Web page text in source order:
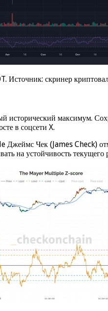
Источник: скринер
максимум.
в соцсети X.
Джеймс Чек (James Check)
на устойчивость текущего